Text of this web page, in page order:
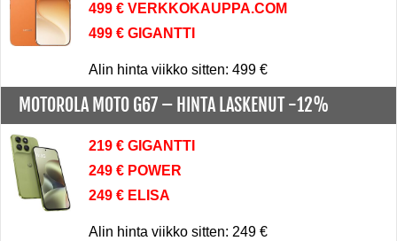
499 € VERKKOKAUPPA.COM
499 € GIGANTTI
Alin hinta viikko sitten: 499 €
MOTOROLA MOTO G67 – HINTA LASKENUT -12%
219 € GIGANTTI
249 € POWER
249 € ELISA
Alin hinta viikko sitten: 249 €